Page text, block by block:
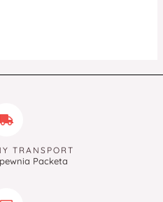
TRANSPORT
Packeta